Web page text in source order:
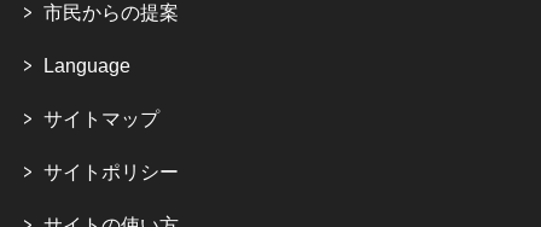
市民からの提案
Language
サイトマップ
サイトポリシー